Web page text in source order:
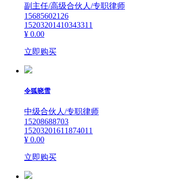
副主任/高级合伙人/专职律师
15685602126
15203201410343311
¥ 0.00
立即购买
令狐晓雪
中级合伙人/专职律师
15208688703
15203201611874011
¥ 0.00
立即购买